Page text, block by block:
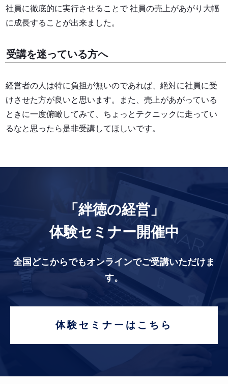
社員に徹底的に実行させることで 社員の売上があがり大幅
に成長することが出来ました。
受講を迷っている方へ
経営者の人は特に負担が無いのであれば、絶対に社員に受
けさせた方が良いと思います。また、売上があがっている
ときに一度俯瞰してみて、ちょっとテクニックに走ってい
るなと思ったら是非受講してほしいです。
「絆徳の経営」
体験セミナー開催中
全国どこからでもオンラインでご受講いただけま
す。
体験セミナーはこちら